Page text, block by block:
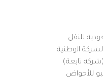
للنقل
الوطنية
تابعة)
للأحواض